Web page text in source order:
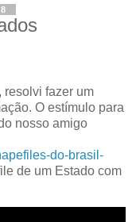
resolvi fazer um
O estímulo para
nosso amigo
do-brasil-
de um Estado com